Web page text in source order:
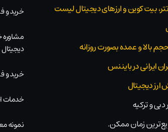
بیت کوین و ارزهای دیجیتال لیست
بالا و عمده بصورت روزانه
ایرانی در بایننس
دیجیتال
دبی و ترکیه
زمان ممکن.
خرید و
مشاوره
دیجیتال
خرید و
خدمات
نمونه